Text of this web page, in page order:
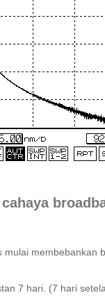
membebankan
7 hari. (7 hari